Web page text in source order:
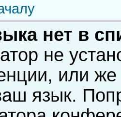
нет в
не
или же
язык.